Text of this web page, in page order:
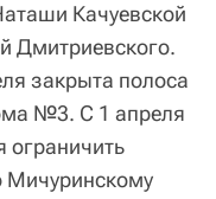
Качуевской
Дмитриевского.
закрыта полоса
№3. С 1 апреля
ограничить